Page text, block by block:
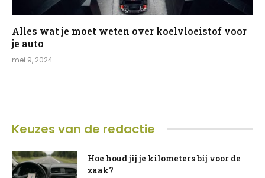
Alles wat je moet weten over koelvloeistof voor
je auto
mei 9, 2024
Keuzes van de redactie
Hoe houd jij je kilometers bij voor de
zaak?